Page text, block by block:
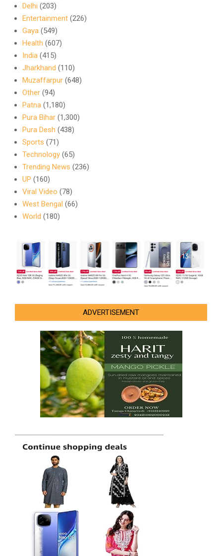
Delhi (203)
Entertainment (226)
Gaya (549)
Health (607)
India (415)
Jharkhand (110)
Muzaffarpur (648)
Other (94)
Patna (1,180)
Pura Bihar (1,300)
Pura Desh (438)
Sports (71)
Technology (65)
Trending News (236)
UP (160)
Viral Video (78)
West Bengal (66)
World (180)
ADVERTISEMENT